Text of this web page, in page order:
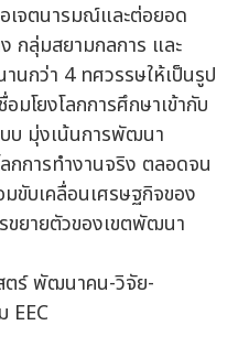
เจตนารมณ์และต่อยอด
กลุ่มสยามกลการ และ
นกว่า 4 ทศวรรษให้เป็นรูป
มโยงโลกการศึกษาเข้ากับ
บ มุ่งเน้นการพัฒนา
กการทำงานจริง ตลอดจน
บเคลื่อนเศรษฐกิจของ
ขยายตัวของเขตพัฒนา